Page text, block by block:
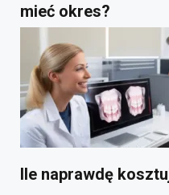
mieć okres?
Ile naprawdę